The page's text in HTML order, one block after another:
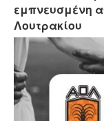
εμπνευσμένη
Λουτρακίου